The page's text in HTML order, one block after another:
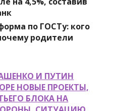
по ГОСТу: кого
родители
И ПУТИН
НОВЫЕ ПРОЕКТЫ,
БЛОКА НА